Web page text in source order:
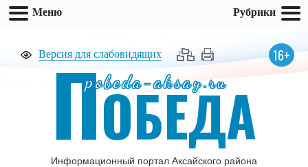
Версия для слабовидящих 16+
pobeda-aksay.ru
ПОБЕДА
Информационный портал Аксайского района
Меню Рубрики